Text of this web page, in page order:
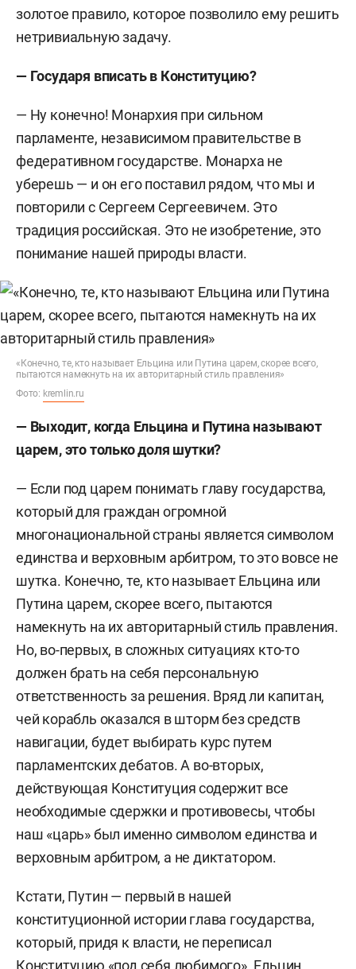
золотое правило, которое позволило ему решить
нетривиальную задачу.
— Государя вписать в Конституцию?
— Ну конечно! Монархия при сильном
парламенте, независимом правительстве в
федеративном государстве. Монарха не
уберешь — и он его поставил рядом, что мы и
повторили с Сергеем Сергеевичем. Это
традиция российская. Это не изобретение, это
понимание нашей природы власти.
«Конечно, те, кто называет Ельцина или Путина царем, скорее всего,
пытаются намекнуть на их авторитарный стиль правления»
Фото: kremlin.ru
— Выходит, когда Ельцина и Путина называют
царем, это только доля шутки?
— Если под царем понимать главу государства,
который для граждан огромной
многонациональной страны является символом
единства и верховным арбитром, то это вовсе не
шутка. Конечно, те, кто называет Ельцина или
Путина царем, скорее всего, пытаются
намекнуть на их авторитарный стиль правления.
Но, во-первых, в сложных ситуациях кто-то
должен брать на себя персональную
ответственность за решения. Вряд ли капитан,
чей корабль оказался в шторм без средств
навигации, будет выбирать курс путем
парламентских дебатов. А во-вторых,
действующая Конституция содержит все
необходимые сдержки и противовесы, чтобы
наш «царь» был именно символом единства и
верховным арбитром, а не диктатором.
Кстати, Путин — первый в нашей
конституционной истории глава государства,
который, придя к власти, не переписал
Конституцию «под себя любимого». Ельцин